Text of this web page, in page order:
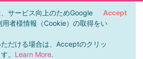
サービス向上のためGoogle
者様情報（Cookie）の取得をい
だける場合は、Acceptのクリッ
。 Learn More.
Accept